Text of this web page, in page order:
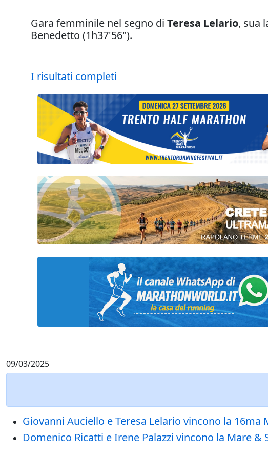
Gara femminile nel segno di Teresa Lelario, sua
Benedetto (1h37'56").
I risultati completi
09/03/2025
Giovanni Auciello e Teresa Lelario vincono la
Domenico Ricatti e Irene Palazzi vincono la Mare